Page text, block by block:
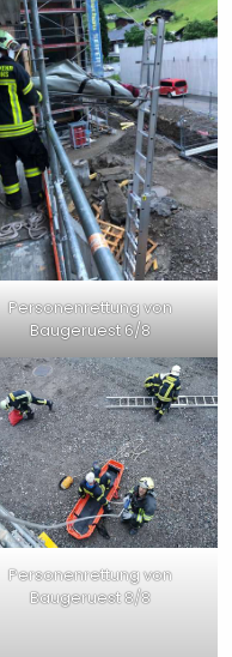
Personenrettung von
Baugeruest 6/8
Personenrettung von
Baugeruest 8/8